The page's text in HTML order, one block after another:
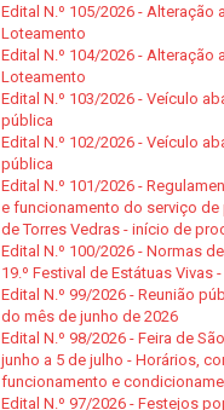
Edital N.º 105/2026 - Alteração
Loteamento
Edital N.º 104/2026 - Alteração
Loteamento
Edital N.º 103/2026 - Veículo
pública
Edital N.º 102/2026 - Veículo
pública
Edital N.º 101/2026 -
e funcionamento do serviço de
de Torres Vedras - início de
Edital N.º 100/2026 - Normas
19.º Festival de Estátuas Vivas
Edital N.º 99/2026 - Reunião
do mês de junho de 2026
Edital N.º 98/2026 - Feira de
junho a 5 de julho - Horários,
funcionamento e
Edital N.º 97/2026 - Festejos